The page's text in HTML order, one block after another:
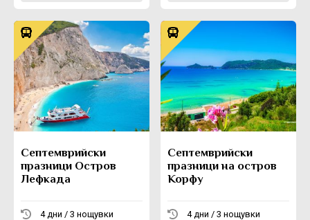
Септемврийски
празници Остров
Лефкада
4 дни / 3 нощувки
Септемврийски
празници на остров
Корфу
4 дни / 3 нощувки